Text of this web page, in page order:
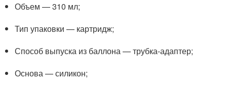
Объем — 310 мл;
Тип упаковки — картридж;
Способ выпуска из баллона — трубка-адаптер;
Основа — силикон;